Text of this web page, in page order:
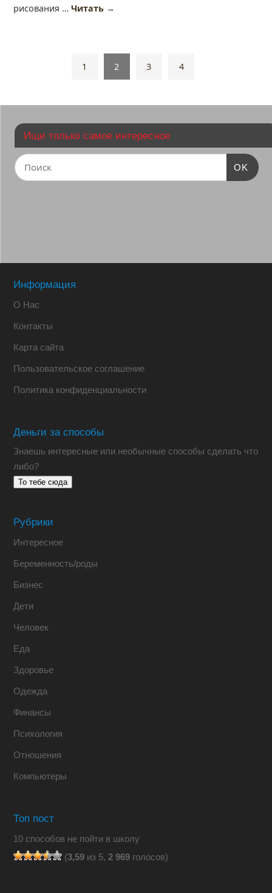
рисования … Читать →
1 2 3 4
Ищи только самое интересное
OK
Информация
О Нас
Контакты
Карта сайта
Пользовательское соглашение
Политика конфиденциальности
Деньги за способы
Знаешь интересные или необычные способы сделать что
либо?
То тебе сюда
Рубрики
Интересное
Беременность/роды
Бизнес
Дети
Человек
Еда
Здоровье
Одежда
Финансы
Психология
Отношения
Компьютеры
Топ пост
10 способов не пойти в школу
(3,59из 5, 2 969голосов)